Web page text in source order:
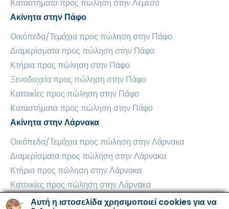
Αυτή η ιστοσελίδα χρησιμοποιεί cookies για να
Καταστήματα προς πώληση στην Λεμεσό
Ακίνητα στην Πάφο
Οικόπεδα/Τεμάχια προς πώληση στην Πάφο
Διαμερίσματα προς πώληση στην Πάφο
Κτήρια προς πώληση στην Πάφο
Ξενοδοχεία προς πώληση στην Πάφο
Κατοικίες προς πώληση στην Πάφο
Καταστήματα προς πώληση στην Πάφο
Ακίνητα στην Λάρνακα
Οικόπεδα/Τεμάχια προς πώληση στην Λάρνακα
Διαμερίσματα προς πώληση στην Λάρνακα
Κτήρια προς πώληση στην Λάρνακα
Κατοικίες προς πώληση στην Λάρνακα
Βιομηχανικά Κτήρια προς πώληση στην Λάρνακα